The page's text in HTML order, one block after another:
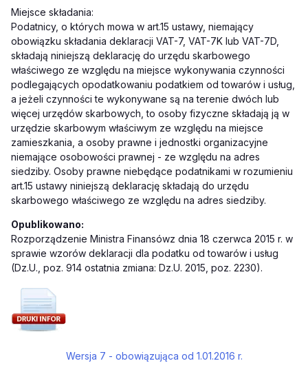
Miejsce składania:
Podatnicy, o których mowa w art.15 ustawy, niemający
obowiązku składania deklaracji VAT-7, VAT-7K lub VAT-7D,
składają niniejszą deklarację do urzędu skarbowego
właściwego ze względu na miejsce wykonywania czynności
podlegających opodatkowaniu podatkiem od towarów i usług,
a jeżeli czynności te wykonywane są na terenie dwóch lub
więcej urzędów skarbowych, to osoby fizyczne składają ją w
urzędzie skarbowym właściwym ze względu na miejsce
zamieszkania, a osoby prawne i jednostki organizacyjne
niemające osobowości prawnej - ze względu na adres
siedziby. Osoby prawne niebędące podatnikami w rozumieniu
art.15 ustawy niniejszą deklarację składają do urzędu
skarbowego właściwego ze względu na adres siedziby.
Opublikowano:
Rozporządzenie Ministra Finansówz dnia 18 czerwca 2015 r. w
sprawie wzorów deklaracji dla podatku od towarów i usług
(Dz.U., poz. 914 ostatnia zmiana: Dz.U. 2015, poz. 2230).
Wersja 7 - obowiązująca od 1.01.2016 r.